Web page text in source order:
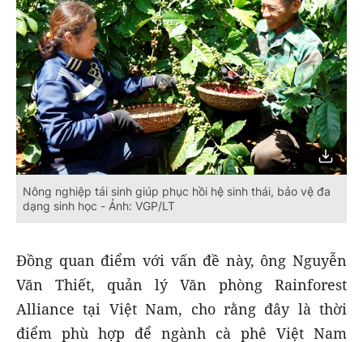
Nông nghiệp tái sinh giúp phục hồi hệ sinh thái, bảo vệ đa
dạng sinh học - Ảnh: VGP/LT
Đồng quan điểm với vấn đề này, ông Nguyễn
Văn Thiết, quản lý Văn phòng Rainforest
Alliance tại Việt Nam, cho rằng đây là thời
điểm phù hợp để ngành cà phê Việt Nam